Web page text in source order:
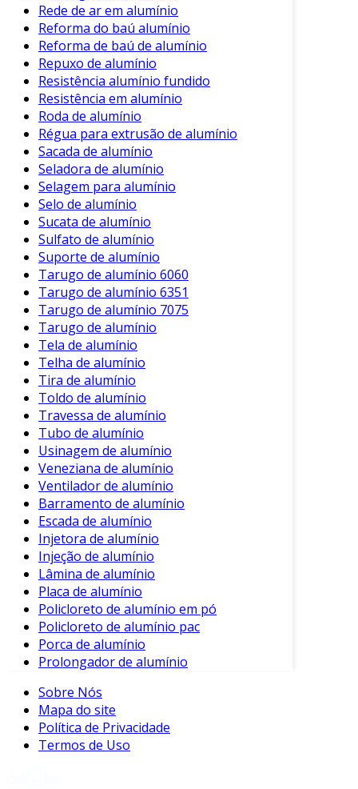
Rede de ar em alumínio
Reforma do baú alumínio
Reforma de baú de alumínio
Repuxo de alumínio
Resistência alumínio fundido
Resistência em alumínio
Roda de alumínio
Régua para extrusão de alumínio
Sacada de alumínio
Seladora de alumínio
Selagem para alumínio
Selo de alumínio
Sucata de alumínio
Sulfato de alumínio
Suporte de alumínio
Tarugo de alumínio 6060
Tarugo de alumínio 6351
Tarugo de alumínio 7075
Tarugo de alumínio
Tela de alumínio
Telha de alumínio
Tira de alumínio
Toldo de alumínio
Travessa de alumínio
Tubo de alumínio
Usinagem de alumínio
Veneziana de alumínio
Ventilador de alumínio
Barramento de alumínio
Escada de alumínio
Injetora de alumínio
Injeção de alumínio
Lâmina de alumínio
Placa de alumínio
Policloreto de alumínio em pó
Policloreto de alumínio pac
Porca de alumínio
Prolongador de alumínio
Sobre Nós
Mapa do site
Política de Privacidade
Termos de Uso